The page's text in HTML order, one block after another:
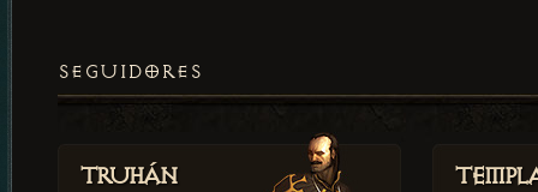
SEGUIDORES
Truhán